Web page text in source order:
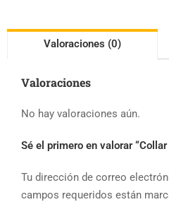
Valoraciones (0)
Valoraciones
No hay valoraciones aún.
Sé el primero en valorar
Tu dirección de correo
campos requeridos están